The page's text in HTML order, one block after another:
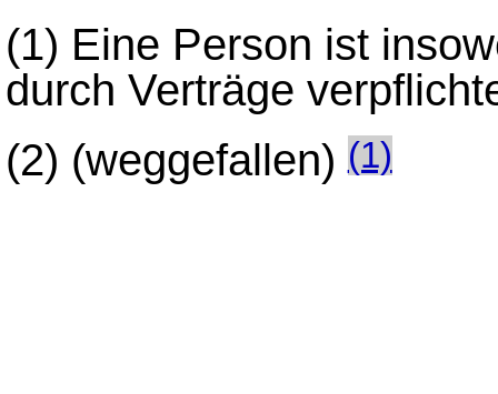
(1) Eine Person ist
durch Verträge
(2) (weggefallen)(1)